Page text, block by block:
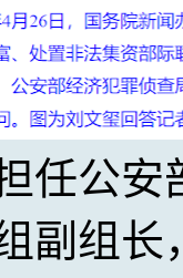
任公
副组